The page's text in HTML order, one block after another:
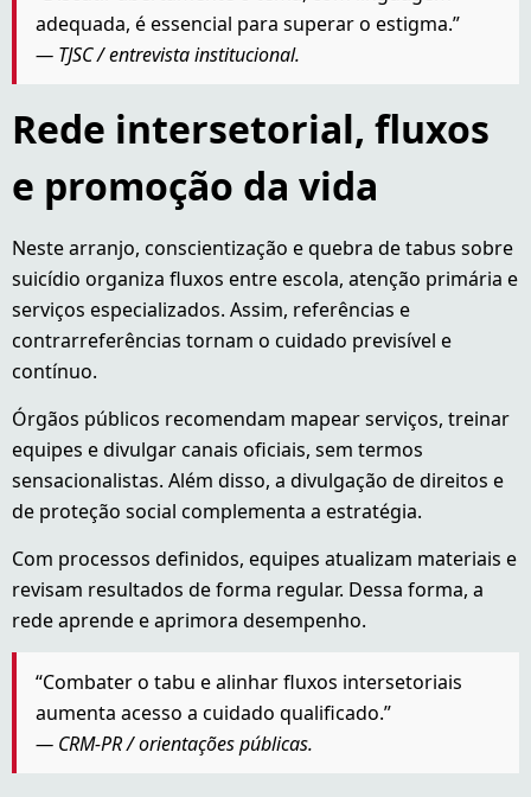
adequada, é essencial para superar o estigma.”
— TJSC / entrevista institucional.
Rede intersetorial, fluxos
e promoção da vida
Neste arranjo, conscientização e quebra de tabus sobre
suicídio organiza fluxos entre escola, atenção primária e
serviços especializados. Assim, referências e
contrarreferências tornam o cuidado previsível e
contínuo.
Órgãos públicos recomendam mapear serviços, treinar
equipes e divulgar canais oficiais, sem termos
sensacionalistas. Além disso, a divulgação de direitos e
de proteção social complementa a estratégia.
Com processos definidos, equipes atualizam materiais e
revisam resultados de forma regular. Dessa forma, a
rede aprende e aprimora desempenho.
“Combater o tabu e alinhar fluxos intersetoriais
aumenta acesso a cuidado qualificado.”
— CRM-PR / orientações públicas.